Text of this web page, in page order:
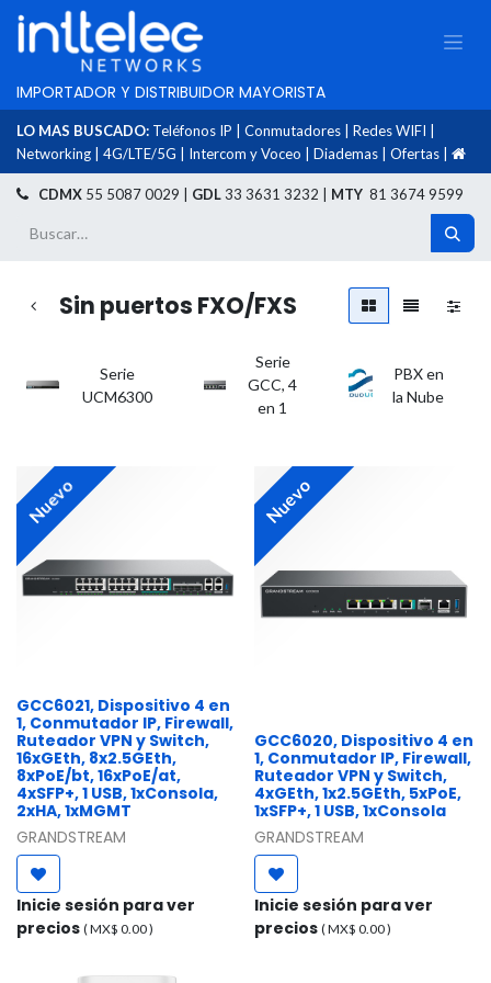
IMPORTADOR Y DISTRIBUIDOR MAYORISTA
LO MAS BUSCADO: Teléfonos IP Conmutadores Redes WIFI
Networking
4G/LTE/5G Intercom y Voceo Diademas Ofertas
CDMX 55 5087 0029 | GDL33 3631 3232 | MTY 81 3674 9599
Sin puertos FXO/FXS
Serie
UCM6300
Serie
GCC, 4
en 1
PBX en
la Nube
Nuevo
GCC6021, Dispositivo 4 en
1, Conmutador IP, Firewall,
Ruteador VPN y Switch,
16xGEth, 8x2.5GEth,
8xPoE/bt, 16xPoE/at,
4xSFP+, 1 USB, 1xConsola,
2xHA, 1xMGMT
GRANDSTREAM
Inicie sesión para ver
precios ( MX$ 0.00)
Nuevo
GCC6020, Dispositivo 4 en
1, Conmutador IP, Firewall,
Ruteador VPN y Switch,
4xGEth, 1x2.5GEth, 5xPoE,
1xSFP+, 1 USB, 1xConsola
GRANDSTREAM
Inicie sesión para ver
precios ( MX$ 0.00)